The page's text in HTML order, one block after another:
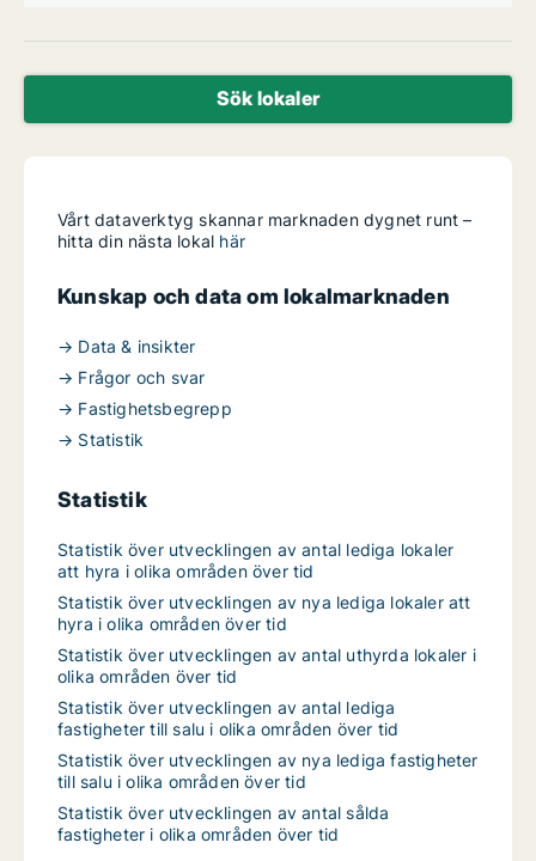
Sök lokaler
Vårt dataverktyg skannar marknaden dygnet runt –
hitta din nästa lokal här
Kunskap och data om lokalmarknaden
→ Data & insikter
→ Frågor och svar
→ Fastighetsbegrepp
→ Statistik
Statistik
Statistik över utvecklingen av antal lediga lokaler
att hyra i olika områden över tid
Statistik över utvecklingen av nya lediga lokaler att
hyra i olika områden över tid
Statistik över utvecklingen av antal uthyrda lokaler i
olika områden över tid
Statistik över utvecklingen av antal lediga
fastigheter till salu i olika områden över tid
Statistik över utvecklingen av nya lediga fastigheter
till salu i olika områden över tid
Statistik över utvecklingen av antal sålda
fastigheter i olika områden över tid